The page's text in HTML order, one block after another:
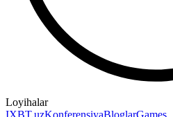
Loyihalar
IXBT.uzKonferensiyaBloglarGames